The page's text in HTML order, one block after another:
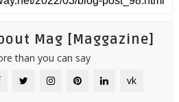
Mag [Maggazine]
than you can say
vk